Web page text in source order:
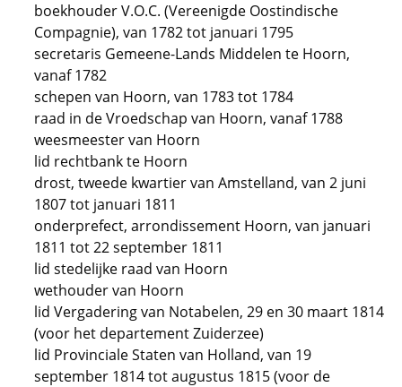
boekhouder V.O.C. (Vereenigde Oostindische
Compagnie), van 1782 tot januari 1795
secretaris Gemeene-Lands Middelen te Hoorn,
vanaf 1782
schepen van Hoorn, van 1783 tot 1784
raad in de Vroedschap van Hoorn, vanaf 1788
weesmeester van Hoorn
lid rechtbank te Hoorn
drost, tweede kwartier van Amstelland, van 2 juni
1807 tot januari 1811
onderprefect, arrondissement Hoorn, van januari
1811 tot 22 september 1811
lid stedelijke raad van Hoorn
wethouder van Hoorn
lid Vergadering van Notabelen, 29 en 30 maart 1814
(voor het departement Zuiderzee)
lid Provinciale Staten van Holland, van 19
september 1814 tot augustus 1815 (voor de